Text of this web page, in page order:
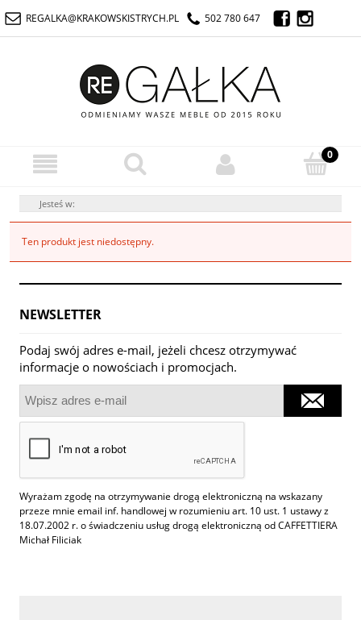
REGALKA@KRAKOWSKISTRYCH.PL 502 780 647
Jesteś w:
Ten produkt jest niedostępny.
NEWSLETTER
Podaj swój adres e-mail, jeżeli chcesz otrzymywać
informacje o nowościach i promocjach.
Wyrażam zgodę na otrzymywanie drogą elektroniczną na wskazany
przeze mnie email inf. handlowej w rozumieniu art. 10 ust. 1 ustawy z
18.07.2002 r. o świadczeniu usług drogą elektroniczną od CAFFETTIERA
Michał Filiciak